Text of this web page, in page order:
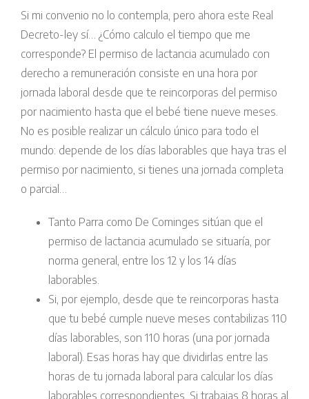
Si mi convenio no lo contempla, pero ahora este Real
Decreto-ley sí… ¿Cómo calculo el tiempo que me
corresponde? El permiso de lactancia acumulado con
derecho a remuneración consiste en una hora por
jornada laboral desde que te reincorporas del permiso
por nacimiento hasta que el bebé tiene nueve meses.
No es posible realizar un cálculo único para todo el
mundo: depende de los días laborables que haya tras el
permiso por nacimiento, si tienes una jornada completa
o parcial…
Tanto Parra como De Cominges sitúan que el
permiso de lactancia acumulado se situaría, por
norma general, entre los 12 y los 14 días
laborables.
Si, por ejemplo, desde que te reincorporas hasta
que tu bebé cumple nueve meses contabilizas 110
días laborables, son 110 horas (una por jornada
laboral). Esas horas hay que dividirlas entre las
horas de tu jornada laboral para calcular los días
laborables correspondientes. Si trabajas 8 horas al